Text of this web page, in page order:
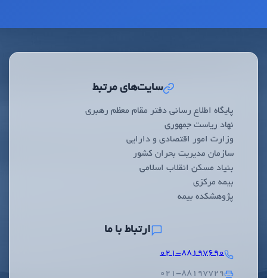
سایت‌های مرتبط
پایگاه اطلاع رسانی دفتر مقام معظم رهبری
نهاد ریاست جمهوری
وزارت امور اقتصادی و دارایی
سازمان مدیریت بحران کشور
بنیاد مسکن انقلاب اسلامی
بیمه مرکزی
پژوهشکده بیمه
ارتباط با ما
۰۲۱-۸۸۱۹۷۶۹۰
۰۲۱-۸۸۱۹۷۷۲۹